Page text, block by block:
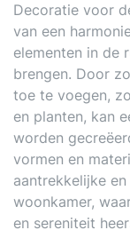
Decoratie voor
van een
elementen in de
brengen. Door
toe te voegen,
en planten, kan
worden
vormen en
aantrekkelijke
woonkamer,
en sereniteit